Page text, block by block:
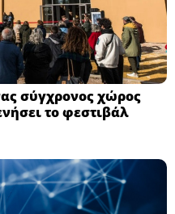
σύγχρονος χώρος
το φεστιβάλ